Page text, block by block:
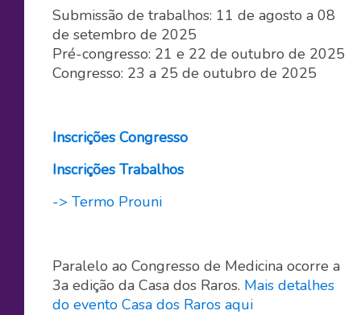
Submissão de trabalhos: 11 de agosto a 08
de setembro de 2025
Pré-congresso: 21 e 22 de outubro de 2025
Congresso: 23 a 25 de outubro de 2025
Inscrições Congresso
Inscrições Trabalhos
-> Termo Prouni
Paralelo ao Congresso de Medicina ocorre a
3a edição da Casa dos Raros. Mais detalhes
do evento Casa dos Raros aqui